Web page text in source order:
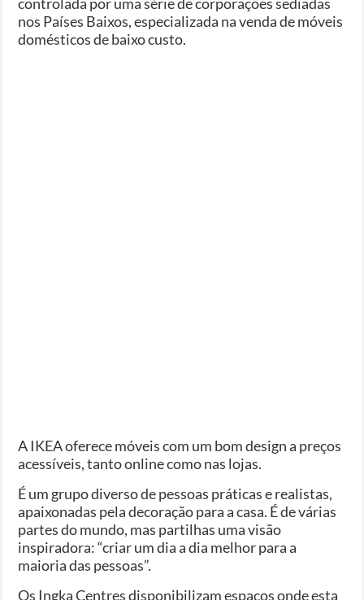
nos Países Baixos, especializada na venda de móveis
domésticos de baixo custo.
A IKEA oferece móveis com um bom design a preços
acessíveis, tanto online como nas lojas.
É um grupo diverso de pessoas práticas e realistas,
apaixonadas pela decoração para a casa. É de várias
partes do mundo, mas partilhas uma visão
inspiradora: “criar um dia a dia melhor para a
maioria das pessoas”.
Os Ingka Centres disponibilizam espaços onde esta